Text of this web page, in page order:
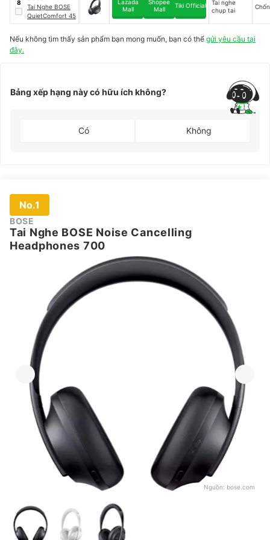
8
Tai Nghe BOSE
QuietComfort 45
Lazada
Mall
Shopee
Mall
Tiki Official
Tai nghe
chụp tai
Nếu không tìm thấy sản phẩm bạn mong muốn, bạn có thể gửi yêu cầu tại
đây.
Bảng xếp hạng này có hữu ích không?
Có Không
No.1
BOSE
Tai Nghe BOSE Noise Cancelling
Headphones 700
Nguồn: bose.com